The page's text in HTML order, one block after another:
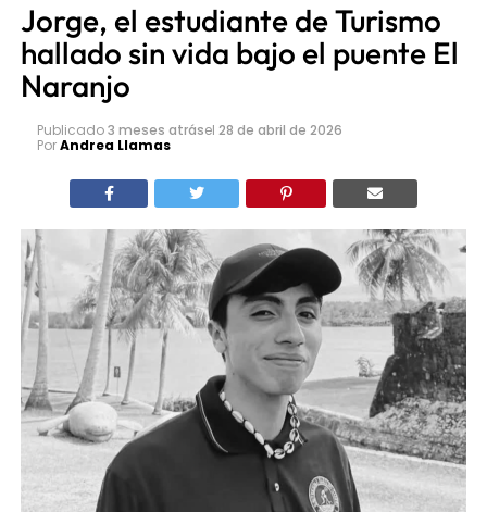
Jorge, el estudiante de Turismo
hallado sin vida bajo el puente El
Naranjo
Publicado3 meses atrásel 28 de abril de 2026
PorAndrea Llamas